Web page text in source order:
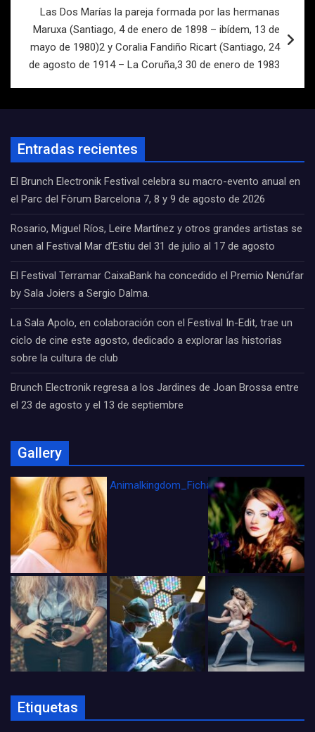
Las Dos Marías la pareja formada por las hermanas
Maruxa (Santiago, 4 de enero de 1898 – ibídem, 13 de
mayo de 1980)2 y Coralia Fandiño Ricart (Santiago, 24
de agosto de 1914 – La Coruña,3 30 de enero de 1983
Entradas recientes
El Brunch Electronik Festival celebra su macro-evento anual en
el Parc del Fòrum Barcelona 7, 8 y 9 de agosto de 2026
Rosario, Miguel Ríos, Leire Martínez y otros grandes artistas se
unen al Festival Mar d’Estiu del 31 de julio al 17 de agosto
El Festival Terramar CaixaBank ha concedido el Premio Nenúfar
by Sala Joiers a Sergio Dalma.
La Sala Apolo, en colaboración con el Festival In-Edit, trae un
ciclo de cine este agosto, dedicado a explorar las historias
sobre la cultura de club
Brunch Electronik regresa a los Jardines de Joan Brossa entre
el 23 de agosto y el 13 de septiembre
Gallery
Animalkingdom_FichaCine
Etiquetas